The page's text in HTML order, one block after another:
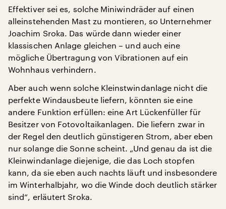
Effektiver sei es, solche Miniwindräder auf einen
alleinstehenden Mast zu montieren, so Unternehmer
Joachim Sroka. Das würde dann wieder einer
klassischen Anlage gleichen – und auch eine
mögliche Übertragung von Vibrationen auf ein
Wohnhaus verhindern.
Aber auch wenn solche Kleinstwindanlage nicht die
perfekte Windausbeute liefern, könnten sie eine
andere Funktion erfüllen: eine Art Lückenfüller für
Besitzer von Fotovoltaikanlagen. Die liefern zwar in
der Regel den deutlich günstigeren Strom, aber eben
nur solange die Sonne scheint. „Und genau da ist die
Kleinwindanlage diejenige, die das Loch stopfen
kann, da sie eben auch nachts läuft und insbesondere
im Winterhalbjahr, wo die Winde doch deutlich stärker
sind“, erläutert Sroka.